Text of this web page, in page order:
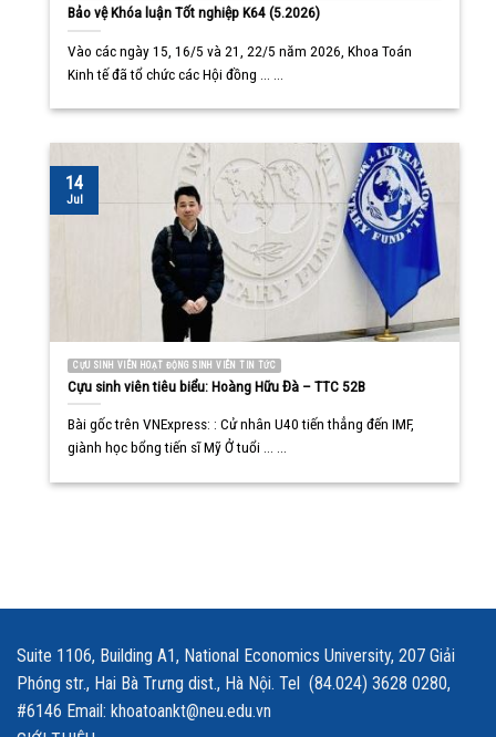
Bảo vệ Khóa luận Tốt nghiệp K64 (5.2026)
Vào các ngày 15, 16/5 và 21, 22/5 năm 2026, Khoa Toán
Kinh tế đã tổ chức các Hội đồng ... ...
CỰU SINH VIÊN HOẠT ĐỘNG SINH VIÊN TIN TỨC
Cựu sinh viên tiêu biểu: Hoàng Hữu Đà – TTC 52B
Bài gốc trên VNExpress: : Cử nhân U40 tiến thẳng đến IMF,
giành học bổng tiến sĩ Mỹ Ở tuổi ... ...
14
Jul
Suite 1106, Building A1, National Economics University, 207 Giải
Phóng str., Hai Bà Trưng dist., Hà Nội. Tel (84.024) 3628 0280,
#6146 Email: khoatoankt@neu.edu.vn